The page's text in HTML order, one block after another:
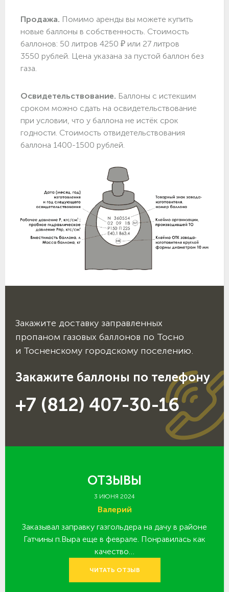
Продажа. Помимо аренды вы можете купить
новые баллоны в собственность. Стоимость
баллонов: 50 литров 4250 ₽ или 27 литров
3550 рублей. Цена указана за пустой баллон без
газа.
Освидетельствование. Баллоны с истекшим
сроком можно сдать на освидетельствование
при условии, что у баллона не истёк срок
годности. Стоимость отвидетельствования
баллона 1400-1500 рублей.
Закажите доставку заправленных
пропаном газовых баллонов по Тосно
и Тосненскому городскому поселению.
Закажите баллоны по телефону
+7 (812) 407-30-16
ОТЗЫВЫ
3 ИЮНЯ 2024
Валерий
Заказывал заправку газгольдера на дачу в районе
Гатчины п.Выра еще в феврале. Понравилась как
качество…
ЧИТАТЬ ОТЗЫВ